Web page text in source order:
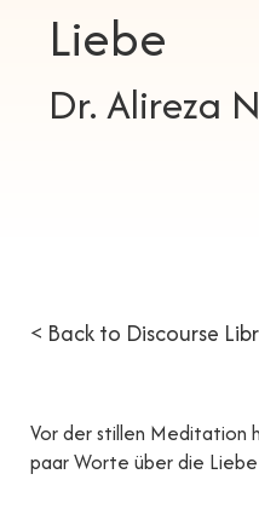
Liebe
Dr. Alireza
< Back to Discourse
Vor der stillen Meditation
paar Worte über die Liebe